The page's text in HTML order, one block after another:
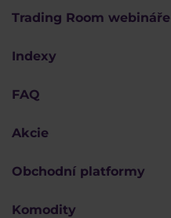
Trading Room webináře
Indexy
FAQ
Akcie
Obchodní platformy
Komodity